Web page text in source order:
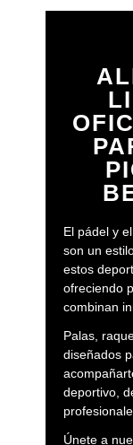
El pádel y
son un
estos
ofreciendo
combinan
Palas,
diseñados
deportivo,
Únete a